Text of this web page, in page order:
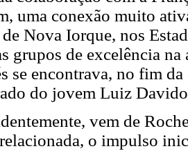
uma conexão muito
de Nova Iorque, nos
grupos de excelência
se encontrava, no fim
do jovem Luiz
vem de
o impulso